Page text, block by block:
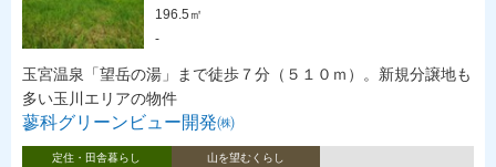
196.5㎡
-
玉宮温泉「望岳の湯」まで徒歩７分（５１０ｍ）。新規分譲地も
多い玉川エリアの物件
蓼科グリーンビュー開発㈱
定住・田舎暮らし 山を望むくらし